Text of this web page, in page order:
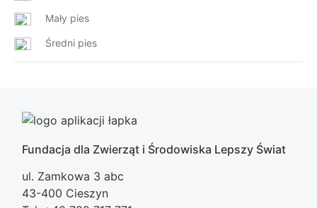
Mały pies
Średni pies
Fundacja dla Zwierząt i Środowiska Lepszy Świat
ul. Zamkowa 3 abc
43-400 Cieszyn